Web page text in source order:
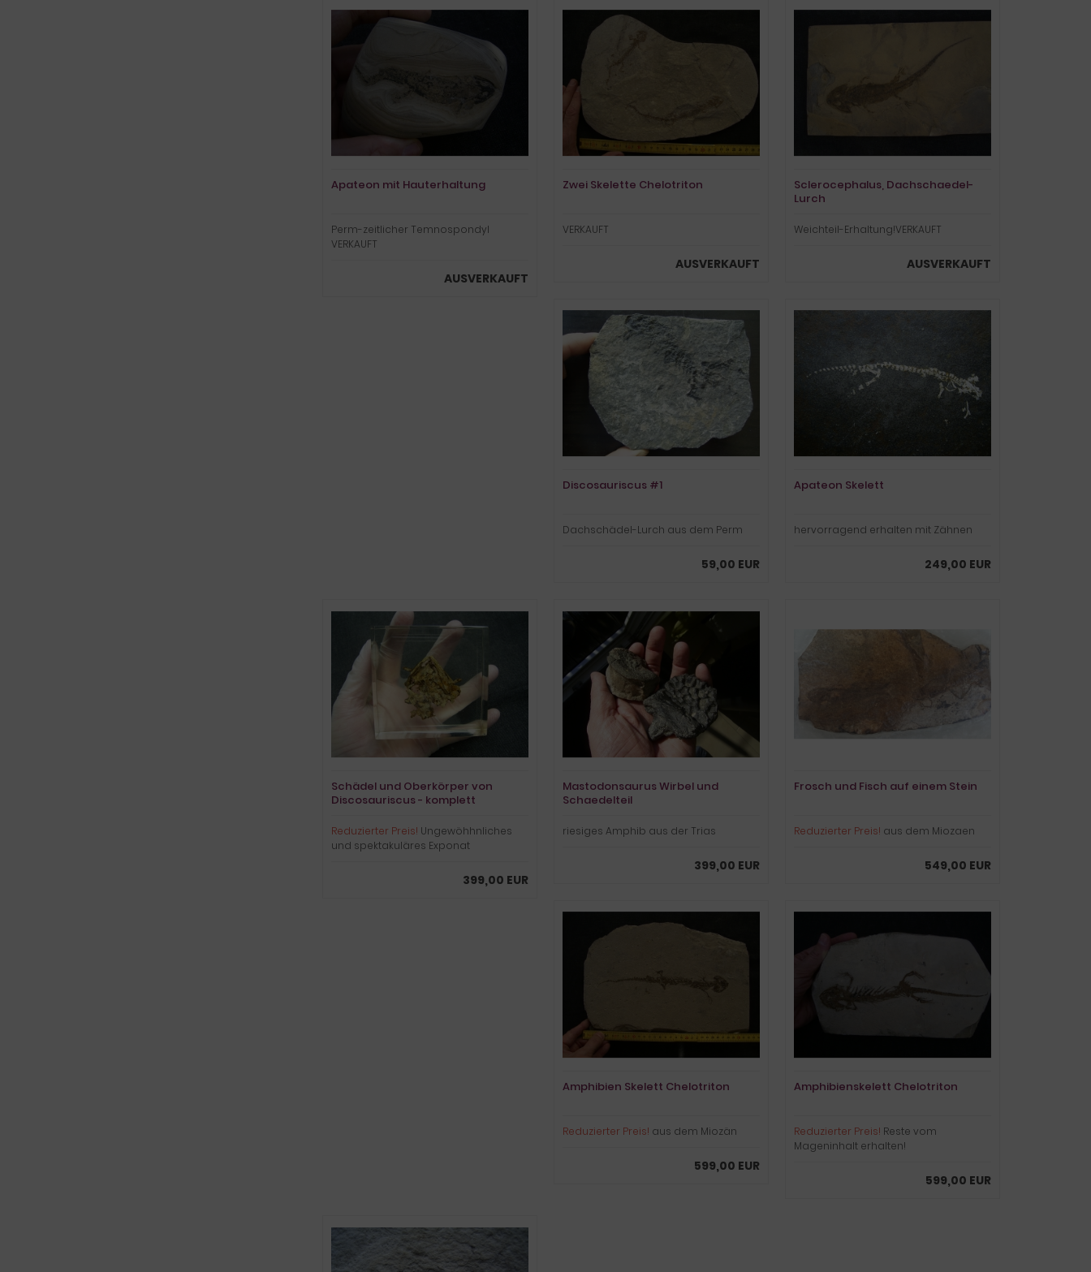
Apateon mit Hauterhaltung
Perm-zeitlicher Temnospondyl
VERKAUFT
AUSVERKAUFT
Zwei Skelette Chelotriton
VERKAUFT
AUSVERKAUFT
Sclerocephalus, Dachschaedel-
Lurch
Weichteil-Erhaltung!VERKAUFT
AUSVERKAUFT
Discosauriscus #1
Dachschädel-Lurch aus dem Perm
59,00 EUR
Apateon Skelett
hervorragend erhalten mit Zähnen
249,00 EUR
Schädel und Oberkörper von
Discosauriscus - komplett
Reduzierter Preis! Ungewöhhnliches
und spektakuläres Exponat
399,00 EUR
Mastodonsaurus Wirbel und
Schaedelteil
riesiges Amphib aus der Trias
399,00 EUR
Frosch und Fisch auf einem Stein
Reduzierter Preis! aus dem Miozaen
549,00 EUR
Amphibien Skelett Chelotriton
Reduzierter Preis! aus dem Miozän
599,00 EUR
Amphibienskelett Chelotriton
Reduzierter Preis! Reste vom
Mageninhalt erhalten!
599,00 EUR